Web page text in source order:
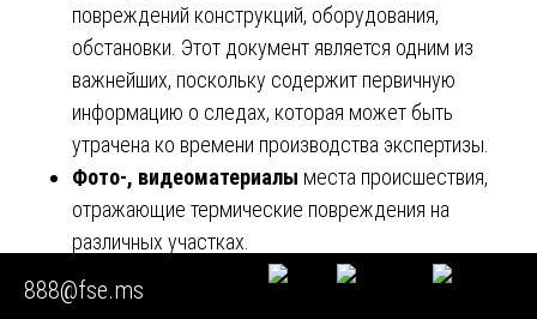
повреждений конструкций, оборудования,
обстановки. Этот документ является одним из
важнейших, поскольку содержит первичную
информацию о следах, которая может быть
утрачена ко времени производства экспертизы.
Фото-, видеоматериалы места происшествия,
отражающие термические повреждения на
различных участках.
Архитектурно-строительные планы
здания,
схемы расположения оборудования, мебели,
888@fse.ms